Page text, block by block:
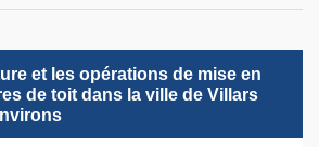
et les opérations de mise en
de toit dans la ville de Villars